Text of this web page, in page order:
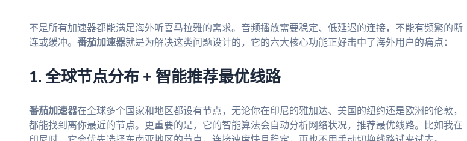
不是所有加速器都能满足海外听喜马拉雅的需求。音频播放需要稳定、低延迟的连接，不能有频繁的断
连或缓冲。 番茄加速器就是为解决这类问题设计的，它的六大核心功能正好击中了海外用户的痛点：
1. 全球节点分布 + 智能推荐最优线路
番茄加速器在全球多个国家和地区都设有节点，无论你在印尼的雅加达、美国的纽约还是欧洲的伦敦，
都能找到离你最近的节点。更重要的是，它的智能算法会自动分析网络状况，推荐最优线路。比如我在